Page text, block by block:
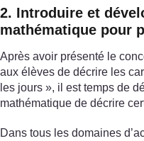
2. Introduire et
mathématique pour
Après avoir présenté le
aux élèves de décrire les
les jours », il est temps de
mathématique de décrire
Dans tous les domaines